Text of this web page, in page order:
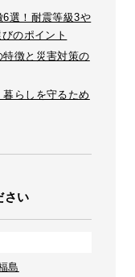
6選！耐震等級3や
のポイント
徴と災害対策の
らしを守るため
さい
島